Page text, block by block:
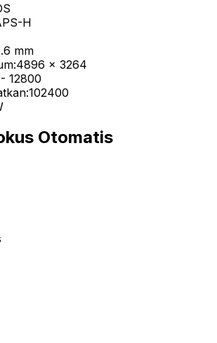
H
mm
4896 x 3264
- 12800
102400
Otomatis